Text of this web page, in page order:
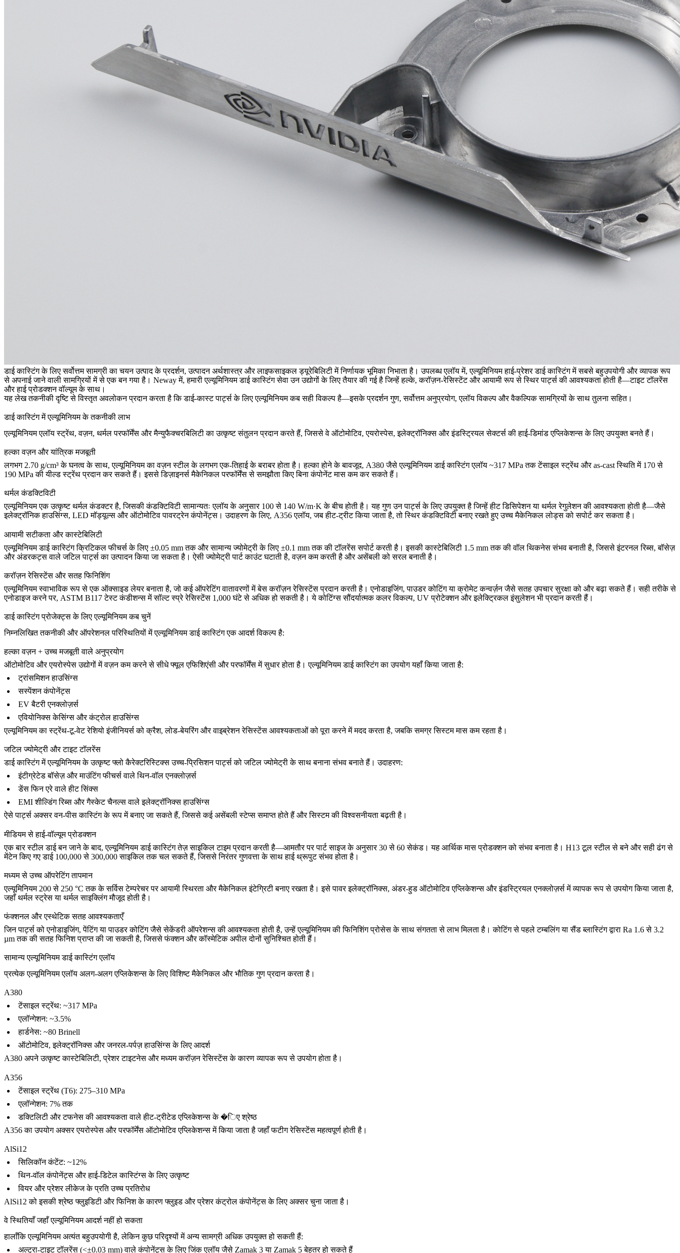
डाई कास्टिंग के लिए सर्वोत्तम सामग्री का चयन उत्पाद के प्रदर्शन, उत्पादन अर्थशास्त्र और लाइफसाइकल ड्यूरेबिलिटी में निर्णायक भूमिका निभाता है। उपलब्ध एलॉय में, एल्यूमिनियम हाई-प्रेशर डाई कास्टिंग में सबसे बहुउपयोगी और व्यापक रूप
से अपनाई जाने वाली सामग्रियों में से एक बन गया है। Newayमें, हमारीएल्यूमिनियम डाई कास्टिंगसेवा उन उद्योगों के लिए तैयार की गई है जिन्हें हल्के, करॉज़न-रेसिस्टेंट और आयामी रूप से स्थिर पार्ट्स की आवश्यकता होती है—टाइट टॉलरेंस
और हाई प्रोडक्शन वॉल्यूम के साथ।
यह लेख तकनीकी दृष्टि से विस्तृत अवलोकन प्रदान करता है कि डाई-कास्ट पार्ट्स के लिए एल्यूमिनियम कब सही विकल्प है—इसके प्रदर्शन गुण, सर्वोत्तम अनुप्रयोग, एलॉय विकल्प और वैकल्पिक सामग्रियों के साथ तुलना सहित।
डाई कास्टिंग में एल्यूमिनियम के तकनीकी लाभ
एल्यूमिनियम एलॉय स्ट्रेंथ, वज़न, थर्मल परफॉर्मेंस और मैन्युफैक्चरबिलिटी का उत्कृष्ट संतुलन प्रदान करते हैं, जिससे वे ऑटोमोटिव, एयरोस्पेस, इलेक्ट्रॉनिक्स और इंडस्ट्रियल सेक्टर्स की हाई-डिमांड एप्लिकेशन्स के लिए उपयुक्त बनते हैं।
हल्का वज़न और यांत्रिक मजबूती
लगभग 2.70 g/cm³ के घनत्व के साथ, एल्यूमिनियम का वज़न स्टील के लगभग एक-तिहाई के बराबर होता है। हल्का होने के बावजूद, A380जैसे एल्यूमिनियम डाई कास्टिंग एलॉय ~317 MPa तक टेंसाइल स्ट्रेंथ और as-cast स्थिति में 170 से
190 MPa की यील्ड स्ट्रेंथ प्रदान कर सकते हैं। इससे डिज़ाइनर्स मैकेनिकल परफॉर्मेंस से समझौता किए बिना कंपोनेंट मास कम कर सकते हैं।
थर्मल कंडक्टिविटी
एल्यूमिनियम एक उत्कृष्ट थर्मल कंडक्टर है, जिसकी कंडक्टिविटी सामान्यतः एलॉय के अनुसार 100 से 140 W/m·K के बीच होती है। यह गुण उन पार्ट्स के लिए उपयुक्त है जिन्हें हीट डिसिपेशन या थर्मल रेगुलेशन की आवश्यकता होती है—जैसे
इलेक्ट्रॉनिक हाउसिंग्स, LED मॉड्यूल्स और ऑटोमोटिव पावरट्रेन कंपोनेंट्स। उदाहरण के लिए, A356एलॉय, जब हीट-ट्रीट किया जाता है, तो स्थिर कंडक्टिविटी बनाए रखते हुए उच्च मैकेनिकल लोड्स को सपोर्ट कर सकता है।
आयामी सटीकता और कास्टेबिलिटी
एल्यूमिनियम डाई कास्टिंग क्रिटिकल फीचर्स के लिए ±0.05 mm तक और सामान्य ज्योमेट्री के लिए ±0.1 mm तक की टॉलरेंस सपोर्ट करती है। इसकी कास्टेबिलिटी 1.5 mm तक की वॉल थिकनेस संभव बनाती है, जिससे इंटरनल रिब्स, बॉसेज़
और अंडरकट्स वाले जटिल पार्ट्स का उत्पादन किया जा सकता है। ऐसी ज्योमेट्री पार्ट काउंट घटाती है, वज़न कम करती है और असेंबली को सरल बनाती है।
करॉज़न रेसिस्टेंस और सतह फिनिशिंग
एल्यूमिनियम स्वाभाविक रूप से एक ऑक्साइड लेयर बनाता है, जो कई ऑपरेटिंग वातावरणों में बेस करॉज़न रेसिस्टेंस प्रदान करती है।एनोडाइजिंग,पाउडर कोटिंगया क्रोमेट कन्वर्ज़न जैसे सतह उपचार सुरक्षा को और बढ़ा सकते हैं। सही तरीके से
एनोडाइज करने पर, ASTM B117 टेस्ट कंडीशन्स में सॉल्ट स्प्रे रेसिस्टेंस 1,000 घंटे से अधिक हो सकती है। ये कोटिंग्स सौंदर्यात्मक कलर विकल्प, UV प्रोटेक्शन और इलेक्ट्रिकल इंसुलेशन भी प्रदान करती हैं।
डाई कास्टिंग प्रोजेक्ट्स के लिए एल्यूमिनियम कब चुनें
निम्नलिखित तकनीकी और ऑपरेशनल परिस्थितियों में एल्यूमिनियम डाई कास्टिंग एक आदर्श विकल्प है:
हल्का वज़न + उच्च मजबूती वाले अनुप्रयोग
ऑटोमोटिव और एयरोस्पेस उद्योगों में वज़न कम करने से सीधे फ्यूल एफिशिएंसी और परफॉर्मेंस में सुधार होता है। एल्यूमिनियम डाई कास्टिंग का उपयोग यहाँ किया जाता है:
ट्रांसमिशन हाउसिंग्स
सस्पेंशन कंपोनेंट्स
EV बैटरी एनक्लोज़र्स
एवियोनिक्स केसिंग्स और कंट्रोल हाउसिंग्स
एल्यूमिनियम का स्ट्रेंथ-टू-वेट रेशियो इंजीनियर्स को क्रैश, लोड-बेयरिंग और वाइब्रेशन रेसिस्टेंस आवश्यकताओं को पूरा करने में मदद करता है, जबकि समग्र सिस्टम मास कम रहता है।
जटिल ज्योमेट्री और टाइट टॉलरेंस
डाई कास्टिंग में एल्यूमिनियम के उत्कृष्ट फ्लो कैरेक्टरिस्टिक्स उच्च-प्रिसिशन पार्ट्स को जटिल ज्योमेट्री के साथ बनाना संभव बनाते हैं। उदाहरण:
इंटीग्रेटेड बॉसेज़ और माउंटिंग फीचर्स वाले थिन-वॉल एनक्लोज़र्स
डेंस फिन एरे वाले हीट सिंक्स
EMI शील्डिंग रिब्स और गैस्केट चैनल्स वाले इलेक्ट्रॉनिक्स हाउसिंग्स
ऐसे पार्ट्स अक्सर वन-पीस कास्टिंग के रूप में बनाए जा सकते हैं, जिससे कई असेंबली स्टेप्स समाप्त होते हैं और सिस्टम की विश्वसनीयता बढ़ती है।
मीडियम से हाई-वॉल्यूम प्रोडक्शन
एक बार स्टील डाई बन जाने के बाद, एल्यूमिनियम डाई कास्टिंग तेज़ साइकिल टाइम प्रदान करती है—आमतौर पर पार्ट साइज के अनुसार 30 से 60 सेकंड। यह आर्थिक मास प्रोडक्शन को संभव बनाता है। H13 टूल स्टीलसे बने और सही ढंग से
मेंटेन किए गए डाई 100,000 से 300,000 साइकिल तक चल सकते हैं, जिससे निरंतर गुणवत्ता के साथ हाई थ्रूपुट संभव होता है।
मध्यम से उच्च ऑपरेटिंग तापमान
एल्यूमिनियम 200 से 250 °C तक के सर्विस टेम्परेचर पर आयामी स्थिरता और मैकेनिकल इंटेग्रिटी बनाए रखता है। इसे पावर इलेक्ट्रॉनिक्स, अंडर-हुड ऑटोमोटिव एप्लिकेशन्स और इंडस्ट्रियल एनक्लोज़र्स में व्यापक रूप से उपयोग किया जाता है,
जहाँ थर्मल स्ट्रेस या थर्मल साइक्लिंग मौजूद होती है।
फंक्शनल और एस्थेटिक सतह आवश्यकताएँ
जिन पार्ट्स को एनोडाइजिंग, पेंटिंग या पाउडर कोटिंग जैसे सेकेंडरी ऑपरेशन्स की आवश्यकता होती है, उन्हें एल्यूमिनियम की फिनिशिंग प्रोसेस के साथ संगतता से लाभ मिलता है। कोटिंग से पहलेटम्बलिंगयासैंड ब्लास्टिंगद्वारा Ra 1.6 से 3.2
µm तक की सतह फिनिश प्राप्त की जा सकती है, जिससे फंक्शन और कॉस्मेटिक अपील दोनों सुनिश्चित होती हैं।
सामान्य एल्यूमिनियम डाई कास्टिंग एलॉय
प्रत्येक एल्यूमिनियम एलॉय अलग-अलग एप्लिकेशन्स के लिए विशिष्ट मैकेनिकल और भौतिक गुण प्रदान करता है।
A380
टेंसाइल स्ट्रेंथ: ~317 MPa
एलॉन्गेशन: ~3.5%
हार्डनेस: ~80 Brinell
ऑटोमोटिव, इलेक्ट्रॉनिक्स और जनरल-पर्पज़ हाउसिंग्स के लिए आदर्श
A380 अपने उत्कृष्ट कास्टेबिलिटी, प्रेशर टाइटनेस और मध्यम करॉज़न रेसिस्टेंस के कारण व्यापक रूप से उपयोग होता है।
A356
टेंसाइल स्ट्रेंथ (T6): 275–310 MPa
एलॉन्गेशन: 7% तक
डक्टिलिटी और टफनेस की आवश्यकता वाले हीट-ट्रीटेड एप्लिकेशन्स के �िए श्रेष्ठ
A356 का उपयोग अक्सर एयरोस्पेस और परफॉर्मेंस ऑटोमोटिव एप्लिकेशन्स में किया जाता है जहाँ फटीग रेसिस्टेंस महत्वपूर्ण होती है।
AlSi12
सिलिकॉन कंटेंट: ~12%
थिन-वॉल कंपोनेंट्स और हाई-डिटेल कास्टिंग्स के लिए उत्कृष्ट
वियर और प्रेशर लीकेज के प्रति उच्च प्रतिरोध
AlSi12 को इसकी श्रेष्ठ फ्लुइडिटी और फिनिश के कारण फ्लुइड और प्रेशर कंट्रोल कंपोनेंट्स के लिए अक्सर चुना जाता है।
वे स्थितियाँ जहाँ एल्यूमिनियम आदर्श नहीं हो सकता
हालाँकि एल्यूमिनियम अत्यंत बहुउपयोगी है, लेकिन कुछ परिदृश्यों में अन्य सामग्री अधिक उपयुक्त हो सकती हैं:
अल्ट्रा-टाइट टॉलरेंस (<±0.03 mm) वाले कंपोनेंट्स के लिएजिंक एलॉयजैसे Zamak 3 या Zamak 5 बेहतर हो सकते हैं